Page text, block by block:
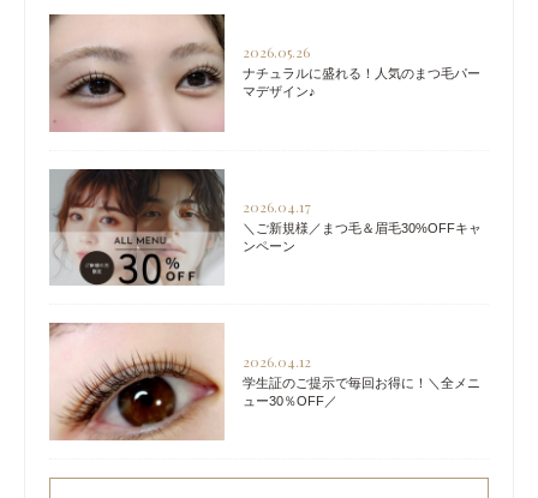
2026.05.26
ナチュラルに盛れる！人気のまつ毛パー
マデザイン♪
2026.04.17
＼ご新規様／まつ毛＆眉毛30%OFFキャ
ンペーン
2026.04.12
学生証のご提示で毎回お得に！＼全メニ
ュー30％OFF／